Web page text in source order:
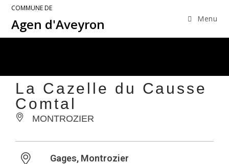
COMMUNE DE
Agen d'Aveyron Menu
La Cazelle du Causse
Comtal
MONTROZIER
Gages, Montrozier